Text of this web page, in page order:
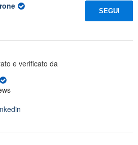
SEGUI
e verificato da